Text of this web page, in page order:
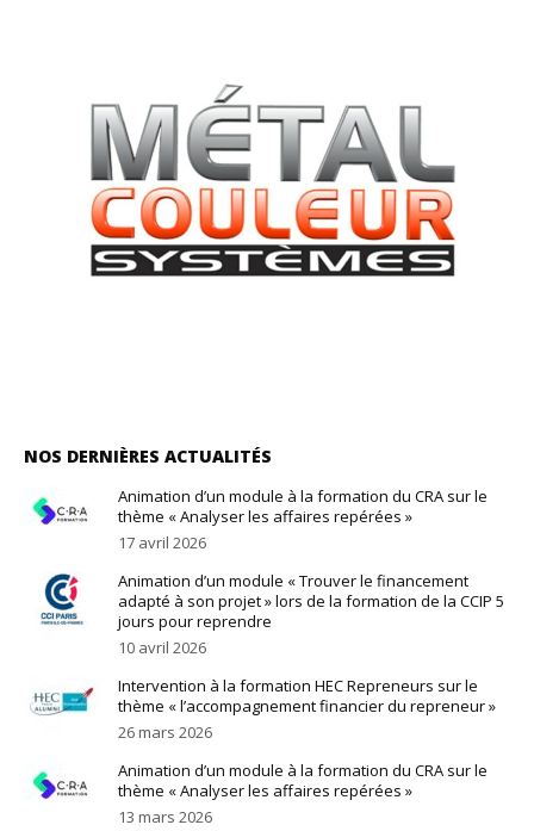
NOS DERNIÈRES ACTUALITÉS
Animation d’un module à la formation du CRA sur le
thème « Analyser les affaires repérées »
17 avril 2026
Animation d’un module « Trouver le financement
adapté à son projet » lors de la formation de la CCIP 5
jours pour reprendre
10 avril 2026
Intervention à la formation HEC Repreneurs sur le
thème « l’accompagnement financier du repreneur »
26 mars 2026
Animation d’un module à la formation du CRA sur le
thème « Analyser les affaires repérées »
13 mars 2026